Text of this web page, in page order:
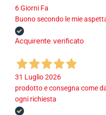
6 Giorni Fa
Buono secondo le mie
Acquirente verificato
31 Luglio 2026
prodotto e consegna come
ogni richiesta